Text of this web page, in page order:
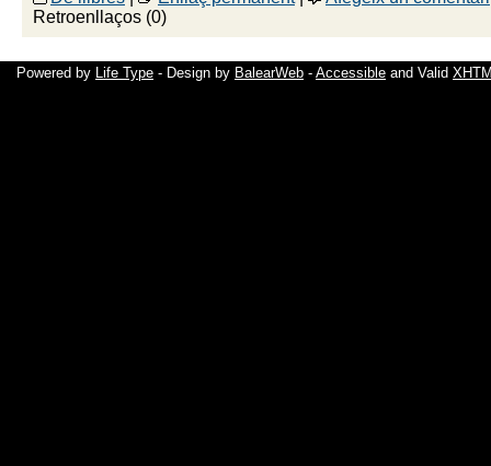
Retroenllaços (0)
Powered by Life Type - Design by BalearWeb - Accessible and Valid